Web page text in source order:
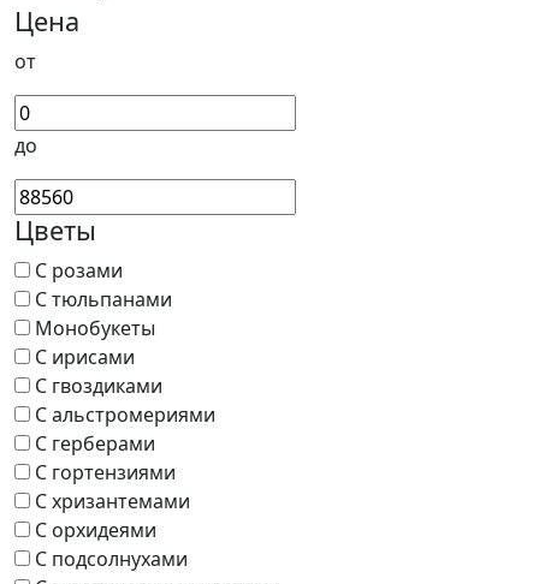
Цена
от
до
Цветы
С розами
С тюльпанами
Монобукеты
С ирисами
С гвоздиками
С альстромериями
С герберами
С гортензиями
С хризантемами
С орхидеями
С подсолнухами